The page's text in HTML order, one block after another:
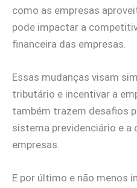
como as empresas
pode impactar a
financeira das empresas.
Essas mudanças visam
tributário e incentivar a
também trazem desafios
sistema previdenciário e
empresas.
E por último e não menos